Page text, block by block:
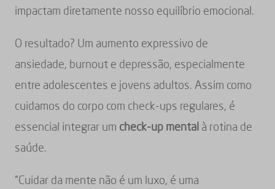
impactam diretamente nosso equilíbrio emocional.
O resultado? Um aumento expressivo de
ansiedade, burnout e depressão, especialmente
entre adolescentes e jovens adultos. Assim como
cuidamos do corpo com check-ups regulares, é
essencial integrar um check-up mental à rotina de
saúde.
“Cuidar da mente não é um luxo, é uma